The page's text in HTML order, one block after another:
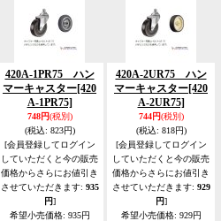
420A-1PR75 ハン
マーキャスター[420
A-1PR75]
748円(税別)
(税込: 823円)
[会員登録してログイン
していただくと今の販売
価格からさらにお値引き
させていただきます: 935
円]
希望小売価格: 935円
420A-2UR75 ハン
マーキャスター[420
A-2UR75]
744円(税別)
(税込: 818円)
[会員登録してログイン
していただくと今の販売
価格からさらにお値引き
させていただきます: 929
円]
希望小売価格: 929円